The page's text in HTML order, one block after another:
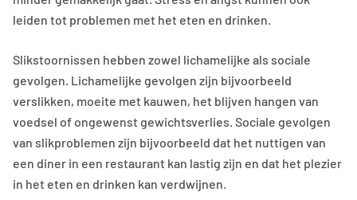
leiden tot problemen met het eten en drinken.
Slikstoornissen hebben zowel lichamelijke als sociale
gevolgen. Lichamelijke gevolgen zijn bijvoorbeeld
verslikken, moeite met kauwen, het blijven hangen van
voedsel of ongewenst gewichtsverlies. Sociale gevolgen
van slikproblemen zijn bijvoorbeeld dat het nuttigen van
een diner in een restaurant kan lastig zijn en dat het plezier
in het eten en drinken kan verdwijnen.